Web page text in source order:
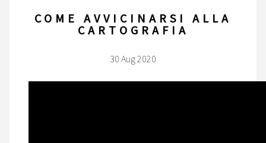
COME AVVICINARSI ALLA
CARTOGRAFIA
30 Aug 2020